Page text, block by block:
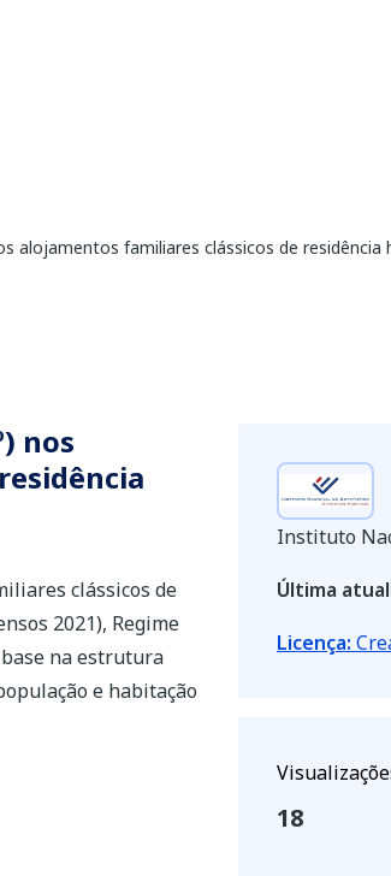
alojamentos familiares clássicos de residência
nos
clássicos de
2021), Regime
base na estrutura
e habitação
Instituto
Última
Licença:
18